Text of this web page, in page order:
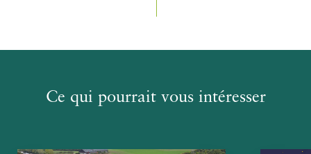
Ce qui pourrait vous intéresser